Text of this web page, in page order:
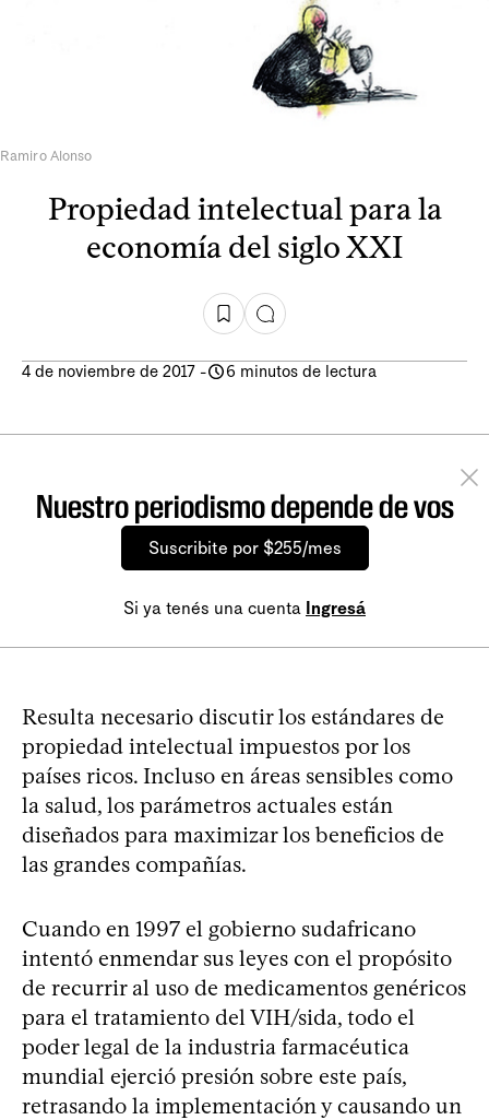
Ramiro Alonso
Propiedad intelectual para la
economía del siglo XXI
4 de noviembre de 2017 - 6 minutos de lectura
Nuestro periodismo depende de vos
Suscribite por $255/mes
Si ya tenés una cuenta Ingresá
Resulta necesario discutir los estándares de
propiedad intelectual impuestos por los
países ricos. Incluso en áreas sensibles como
la salud, los parámetros actuales están
diseñados para maximizar los beneficios de
las grandes compañías.
Cuando en 1997 el gobierno sudafricano
intentó enmendar sus leyes con el propósito
de recurrir al uso de medicamentos genéricos
para el tratamiento del VIH/sida, todo el
poder legal de la industria farmacéutica
mundial ejerció presión sobre este país,
retrasando la implementación y causando un